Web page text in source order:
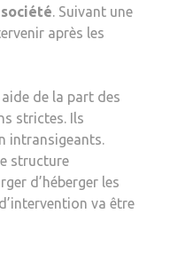
. Suivant une
après les
de la part des
strictes. Ils
intransigeants.
structure
d’héberger les
va être